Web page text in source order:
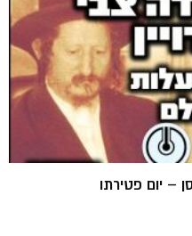
– יום פטירתו